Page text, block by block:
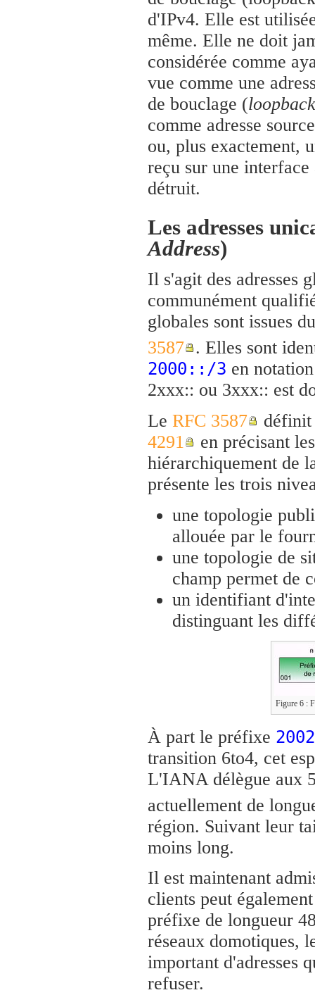
d'IPv4. Elle est
même. Elle ne doit
considérée comme
vue comme une
de bouclage (
comme adresse
ou, plus exactement,
reçu sur une
détruit.
Les adresses
Address)
Il s'agit des adresses
communément
globales sont issues
3587 . Elles sont
2000::/3 en
2xxx:: ou 3xxx:: est
Le RFC 3587
définit
4291
en précisant
hiérarchiquement de
présente les trois
une topologie
allouée par le
une topologie de
champ permet de
un identifiant
distinguant les
Figure 6 :
À part le préfixe
transition 6to4, cet
L'IANA délègue aux
actuellement de
région. Suivant leur
moins long.
Il est maintenant
clients peut
préfixe de longueur
réseaux domotiques,
important d'adresses
refuser.